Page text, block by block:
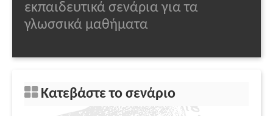
εκπαιδευτικά σενάρια για τα
γλωσσικά μαθήματα
Κατεβάστε το σενάριο